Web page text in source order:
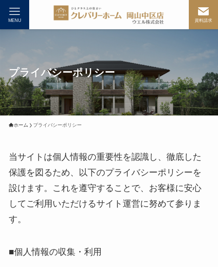
資料請求
MENU
プライバシーポリシー
ホーム プライバシーポリシー
当サイトは個人情報の重要性を認識し、徹底した
保護を図るため、以下のプライバシーポリシーを
設けます。これを遵守することで、お客様に安心
してご利用いただけるサイト運営に努めて参りま
す。
■個人情報の収集・利用